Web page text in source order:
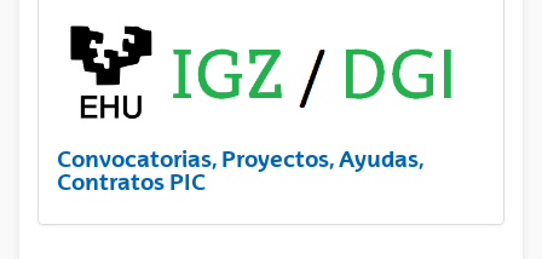
Convocatorias, Proyectos, Ayudas,
Contratos PIC